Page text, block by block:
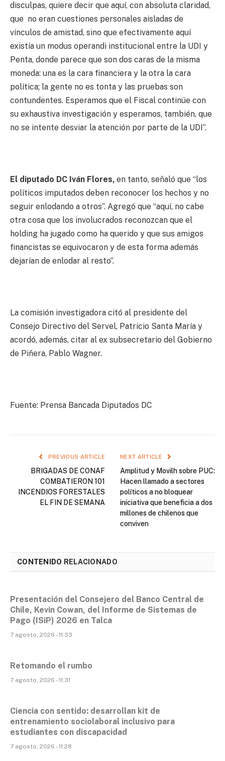
disculpas, quiere decir que aquí, con absoluta claridad,
que no eran cuestiones personales aisladas de
vínculos de amistad, sino que efectivamente aquí
existía un modus operandi institucional entre la UDI y
Penta, donde parece que son dos caras de la misma
moneda: una es la cara financiera y la otra la cara
política; la gente no es tonta y las pruebas son
contundentes. Esperamos que el Fiscal continúe con
su exhaustiva investigación y esperamos, también, que
no se intente desviar la atención por parte de la UDI”.
El diputado DC Iván Flores, en tanto, señaló que “los
políticos imputados deben reconocer los hechos y no
seguir enlodando a otros”. Agregó que “aquí, no cabe
otra cosa que los involucrados reconozcan que el
holding ha jugado como ha querido y que sus amigos
financistas se equivocaron y de esta forma además
dejarían de enlodar al resto”.
La comisión investigadora citó al presidente del
Consejo Directivo del Servel, Patricio Santa María y
acordó, además, citar al ex subsecretario del Gobierno
de Piñera, Pablo Wagner.
Fuente: Prensa Bancada Diputados DC
PREVIOUS ARTICLE
BRIGADAS DE CONAF
COMBATIERON 101
INCENDIOS FORESTALES
EL FIN DE SEMANA
NEXT ARTICLE
Amplitud y Movilh sobre PUC:
Hacen llamado a sectores
políticos a no bloquear
iniciativa que beneficia a dos
millones de chilenos que
conviven
CONTENIDO RELACIONADO
Presentación del Consejero del Banco Central de
Chile, Kevin Cowan, del Informe de Sistemas de
Pago (ISiP) 2026 en Talca
7 agosto, 2026 - 11:33
Retomando el rumbo
7 agosto, 2026 - 11:31
Ciencia con sentido: desarrollan kit de
entrenamiento sociolaboral inclusivo para
estudiantes con discapacidad
7 agosto, 2026 - 11:28